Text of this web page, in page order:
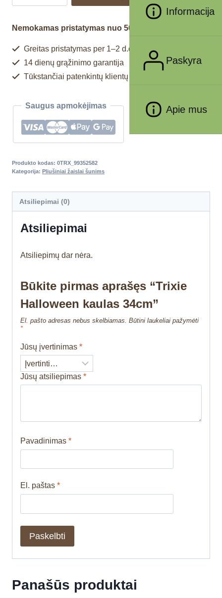
Informacija
Paskyra
Apie mus
Nemokamas pristatymas nuo 50€
Greitas pristatymas per 1–2 d.d.
14 dienų grąžinimo garantija
Tūkstančiai patenkintų klientų
Saugus apmokėjimas
Produkto kodas: 0TRX_99352582
Kategorija: Pliušiniai žaislai šunims
Atsiliepimai (0)
Atsiliepimai
Atsiliepimų dar nėra.
Būkite pirmas aprašęs “Trixie
Halloween kaulas 34cm”
El. pašto adresas nebus skelbiamas. Būtini laukeliai pažymėti
*
Jūsų įvertinimas *
Jūsų atsiliepimas *
Pavadinimas *
El. paštas *
Panašūs produktai